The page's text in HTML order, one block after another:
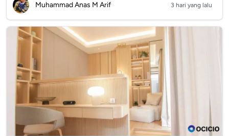
Muhammad Anas M Arif 3 hari yang lalu